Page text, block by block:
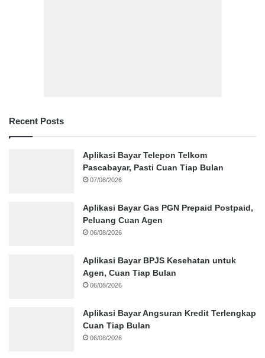
Recent Posts
Aplikasi Bayar Telepon Telkom
Pascabayar, Pasti Cuan Tiap Bulan
07/08/2026
Aplikasi Bayar Gas PGN Prepaid Postpaid,
Peluang Cuan Agen
06/08/2026
Aplikasi Bayar BPJS Kesehatan untuk
Agen, Cuan Tiap Bulan
06/08/2026
Aplikasi Bayar Angsuran Kredit Terlengkap
Cuan Tiap Bulan
06/08/2026